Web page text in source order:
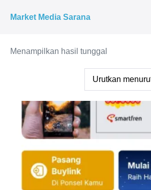
Market Media Sarana
Menampilkan hasil tunggal